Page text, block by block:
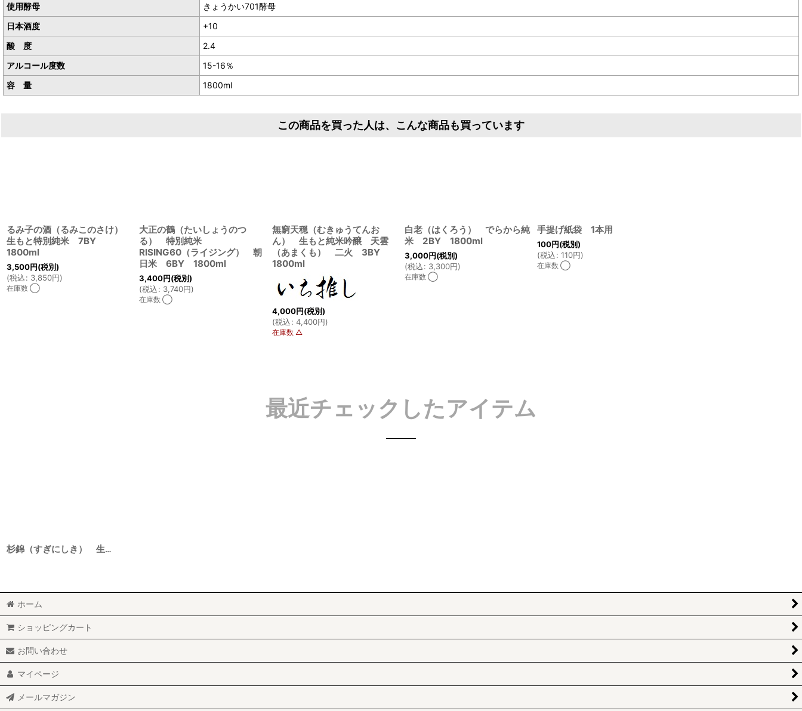
使用酵母
きょうかい701酵母
日本酒度
+10
酸 度
2.4
アルコール度数
15-16％
容 量
1800ml
この商品を買った人は、こんな商品も買っています
るみ子の酒（るみこのさけ）
生もと特別純米 7BY
1800ml
3,500円(税別)
(税込: 3,850円)
在庫数 ◯
大正の鶴（たいしょうのつ
る） 特別純米
RISING60（ライジング） 朝
日米 6BY 1800ml
3,400円(税別)
(税込: 3,740円)
在庫数 ◯
無窮天穏（むきゅうてんお
ん） 生もと純米吟醸 天雲
（あまくも） 二火 3BY
1800ml
4,000円(税別)
(税込: 4,400円)
在庫数 △
白老（はくろう） でらから純
米 2BY 1800ml
3,000円(税別)
(税込: 3,300円)
在庫数 ◯
手提げ紙袋 1本用
100円(税別)
(税込: 110円)
在庫数 ◯
最近チェックしたアイテム
杉錦（すぎにしき） 生もと純米 天保十三年 酸旨膳友 6BY 1800ml
ホーム
ショッピングカート
お問い合わせ
マイページ
メールマガジン